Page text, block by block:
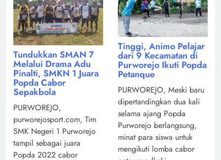
Tundukkan SMAN 7
Melalui Drama Adu
Pinalti, SMKN 1 Juara
Popda Cabor
Sepakbola
PURWOREJO,
purworejosport.com, Tim
SMK Negeri 1 Purworejo
tampil sebagai juara
Popda 2022 cabor
Tinggi, Animo Pelajar
dari 9 Kecamatan di
Purworejo Ikuti Popda
Petanque
PURWOREJO, Meski baru
dipertandingkan dua kali
selama ajang Popda
Purworejo berlangsung,
minat para siswa untuk
mengikuti lomba cabor